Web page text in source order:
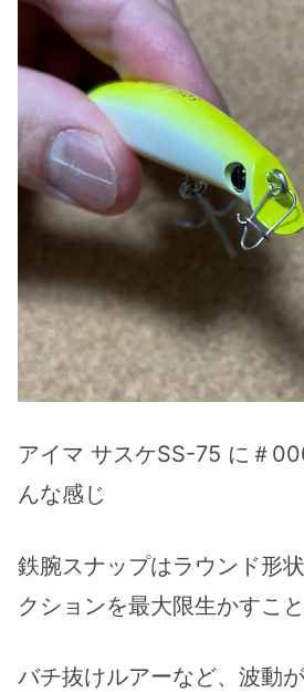
アイマ サスケSS-75 に＃
んな感じ
鉄腕スナップはラウンド形
クションを最大限生かすこ
バチ抜けルアーなど、波動